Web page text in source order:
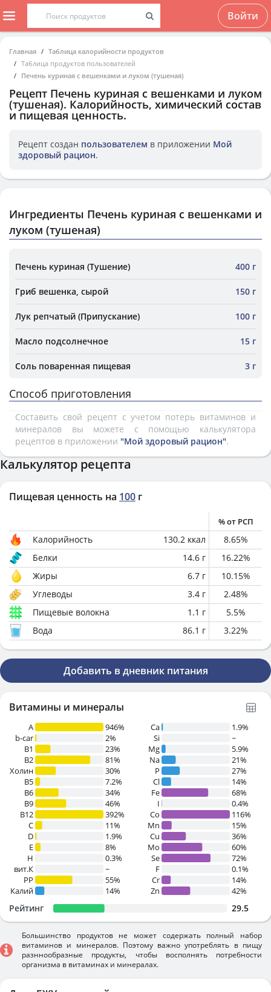
Войти
Главная
Таблица калорийности продуктов
Таблица продуктов пользователей
Печень куриная с вешенками и луком (тушеная)
Рецепт Печень куриная с вешенками и луком
(тушеная). Калорийность, химический состав
и пищевая ценность.
Рецепт создан пользователем в приложении Мой
здоровый рацион.
Ингредиенты Печень куриная с вешенками и
луком (тушеная)
Печень куриная (Тушение) 400 г
Гриб вешенка, сырой 150 г
Лук репчатый (Припускание) 100 г
Масло подсолнечное 15 г
Соль поваренная пищевая 3 г
Способ приготовления
Составить свой рецепт с учетом потерь витаминов и
минералов вы можете с помощью калькулятора
рецептов в приложении "Мой здоровый рацион".
Калькулятор рецепта
Пищевая ценность на 100 г
% от РСП
Калорийность 130.2 ккал 8.65%
Белки
14.6 г 16.22%
Жиры
6.7 г 10.15%
Углеводы
3.4 г 2.48%
Пищевые волокна
1.1 г 5.5%
Вода
86.1 г 3.22%
Добавить в дневник питания
Витамины и минералы
A
946%
b-car
2%
В1
23%
B2
81%
Холин
30%
B5
7.2%
B6
34%
B9
46%
B12
392%
C
11%
D
1.9%
E
8%
H
0.3%
вит.К
~
PP
55%
Калий
14%
Ca
1.9%
Si
~
Mg
5.9%
Na
21%
P
27%
Cl
14%
Fe
68%
I
0.4%
Co
116%
Mn
15%
Cu
36%
Mo
60%
Se
72%
F
0.1%
Cr
14%
Zn
42%
Рейтинг 29.5
Большинство продуктов не может содержать полный набор
витаминов и минералов. Поэтому важно употреблять в пищу
разннообразные продукты, чтобы восполнять потребности
организма в витаминах и минералах.